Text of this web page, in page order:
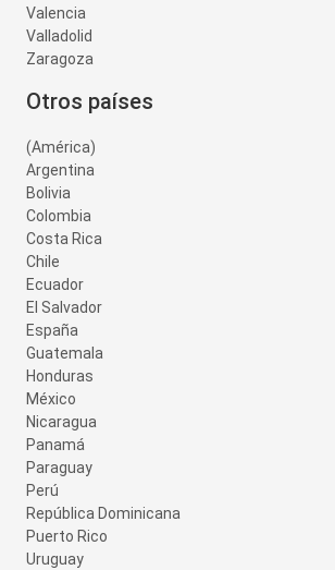
Valencia
Valladolid
Zaragoza
Otros países
(América)
Argentina
Bolivia
Colombia
Costa Rica
Chile
Ecuador
El Salvador
España
Guatemala
Honduras
México
Nicaragua
Panamá
Paraguay
Perú
República Dominicana
Puerto Rico
Uruguay